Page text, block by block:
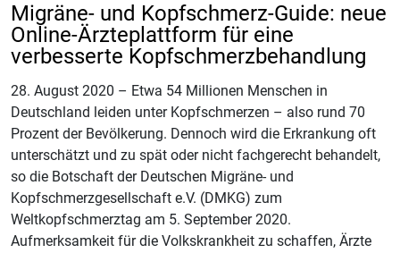
Migräne- und Kopfschmerz-Guide: neue
Online-Ärzteplattform für eine
verbesserte Kopfschmerzbehandlung
28. August 2020 – Etwa 54 Millionen Menschen in
Deutschland leiden unter Kopfschmerzen – also rund 70
Prozent der Bevölkerung. Dennoch wird die Erkrankung oft
unterschätzt und zu spät oder nicht fachgerecht behandelt,
so die Botschaft der Deutschen Migräne- und
Kopfschmerzgesellschaft e.V. (DMKG) zum
Weltkopfschmerztag am 5. September 2020.
Aufmerksamkeit für die Volkskrankheit zu schaffen, Ärzte